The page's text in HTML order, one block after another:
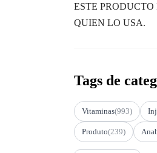
ESTE
QUIEN LO USA.
Tags de
Vitaminas(993)
Produto(239)